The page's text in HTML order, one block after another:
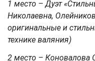
1 место – Дуэт
Николаевна,
оригинальные и
технике валяния)
2 место – Коновалова